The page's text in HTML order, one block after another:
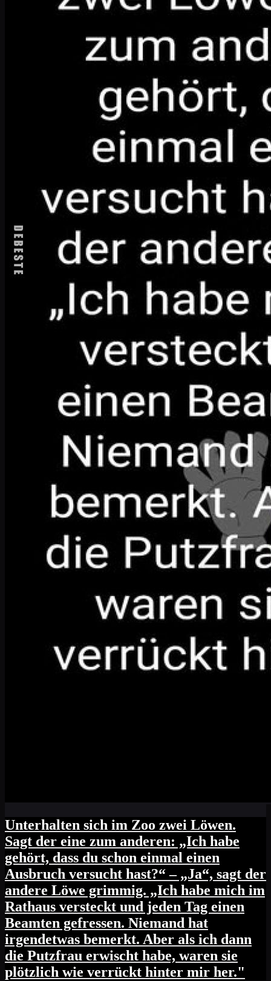
Unterhalten sich im Zoo zwei Löwen.
Sagt der eine zum anderen: „Ich habe
gehört, dass du schon einmal einen
Ausbruch versucht hast?“ – „Ja“, sagt der
andere Löwe grimmig. „Ich habe mich im
Rathaus versteckt und jeden Tag einen
Beamten gefressen. Niemand hat
irgendetwas bemerkt. Aber als ich dann
die Putzfrau erwischt habe, waren sie
plötzlich wie verrückt hinter mir her."